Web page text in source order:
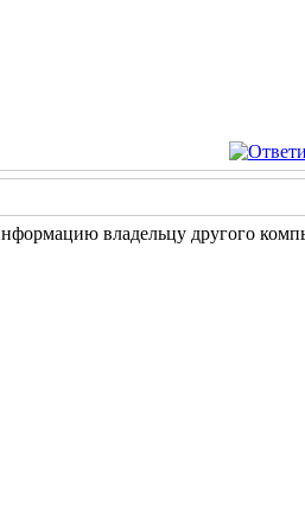
владельцу другого